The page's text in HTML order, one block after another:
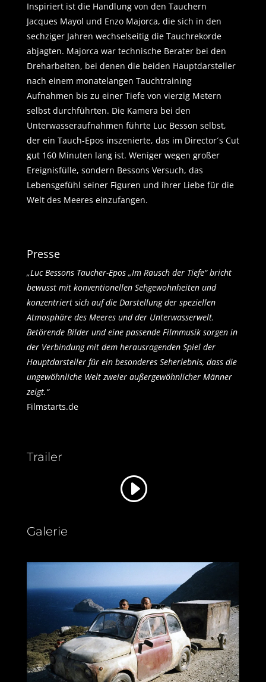
Inspiriert ist die Handlung von den Tauchern
Jacques Mayol und Enzo Majorca, die sich in den
sechziger Jahren wechselseitig die Tauchrekorde
abjagten. Majorca war technische Berater bei den
Dreharbeiten, bei denen die beiden Hauptdarsteller
nach einem monatelangen Tauchtraining
Aufnahmen bis zu einer Tiefe von vierzig Metern
selbst durchführten. Die Kamera bei den
Unterwasseraufnahmen führte Luc Besson selbst,
der ein Tauch-Epos inszenierte, das im Director´s Cut
gut 160 Minuten lang ist. Weniger wegen großer
Ereignisfülle, sondern Bessons Versuch, das
Lebensgefühl seiner Figuren und ihrer Liebe für die
Welt des Meeres einzufangen.
Presse
„Luc Bessons Taucher-Epos „Im Rausch der Tiefe“ bricht
bewusst mit konventionellen Sehgewohnheiten und
konzentriert sich auf die Darstellung der speziellen
Atmosphäre des Meeres und der Unterwasserwelt.
Betörende Bilder und eine passende Filmmusik sorgen in
der Verbindung mit dem herausragenden Spiel der
Hauptdarsteller für ein besonderes Seherlebnis, dass die
ungewöhnliche Welt zweier außergewöhnlicher Männer
zeigt.“
Filmstarts.de
Trailer
Galerie